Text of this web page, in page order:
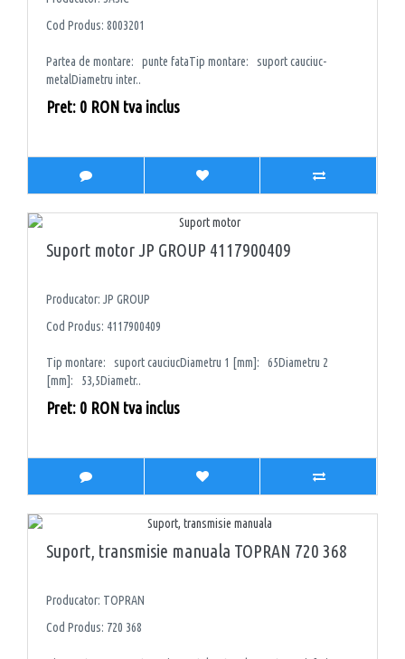
Cod Produs: 8003201
Partea de montare: punte fataTip montare: suport cauciuc-
metalDiametru inter..
Pret: 0 RON tva inclus
Suport motor JP GROUP 4117900409
Producator: JP GROUP
Cod Produs: 4117900409
Tip montare: suport cauciucDiametru 1 [mm]: 65Diametru 2
[mm]: 53,5Diametr..
Pret: 0 RON tva inclus
Suport, transmisie manuala TOPRAN 720 368
Producator: TOPRAN
Cod Produs: 720 368